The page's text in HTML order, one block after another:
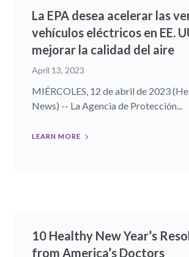
La EPA desea acelerar las
vehículos eléctricos en EE.
mejorar la calidad del aire
April 13, 2023
MIÉRCOLES, 12 de abril de 2023
News) -- La Agencia de Protección...
LEARN MORE
10 Healthy New Year’s
from America’s Doctors